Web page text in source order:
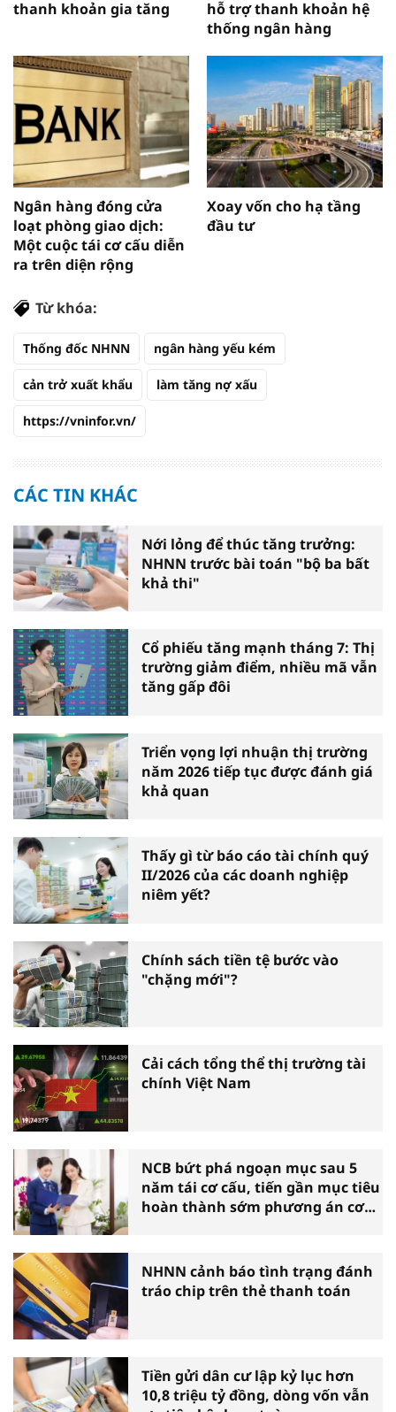
thanh khoản gia tăng
hỗ trợ thanh khoản hệ
thống ngân hàng
Ngân hàng đóng cửa
loạt phòng giao dịch:
Một cuộc tái cơ cấu diễn
ra trên diện rộng
Xoay vốn cho hạ tầng
đầu tư
Từ khóa:
Thống đốc NHNN ngân hàng yếu kém
cản trở xuất khẩu làm tăng nợ xấu
https://vninfor.vn/
CÁC TIN KHÁC
Nới lỏng để thúc tăng trưởng:
NHNN trước bài toán "bộ ba bất
khả thi"
Cổ phiếu tăng mạnh tháng 7: Thị
trường giảm điểm, nhiều mã vẫn
tăng gấp đôi
Triển vọng lợi nhuận thị trường
năm 2026 tiếp tục được đánh giá
khả quan
Thấy gì từ báo cáo tài chính quý
II/2026 của các doanh nghiệp
niêm yết?
Chính sách tiền tệ bước vào
"chặng mới"?
Cải cách tổng thể thị trường tài
chính Việt Nam
NCB bứt phá ngoạn mục sau 5
năm tái cơ cấu, tiến gần mục tiêu
hoàn thành sớm phương án cơ
NHNN cảnh báo tình trạng đánh
tráo chip trên thẻ thanh toán
Tiền gửi dân cư lập kỷ lục hơn
10,8 triệu tỷ đồng, dòng vốn vẫn